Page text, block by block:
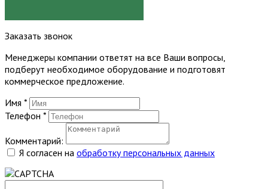
Заказать звонок
Менеджеры компании ответят на все Ваши вопросы,
подберут необходимое оборудование и подготовят
коммерческое предложение.
Имя *
Телефон *
Комментарий:
Я согласен на обработку персональных данных